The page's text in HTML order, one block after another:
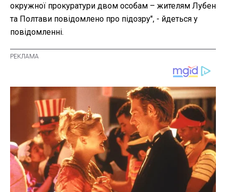
окружної прокуратури двом особам – жителям Лубен
та Полтави повідомлено про підозру", - йдеться у
повідомленні.